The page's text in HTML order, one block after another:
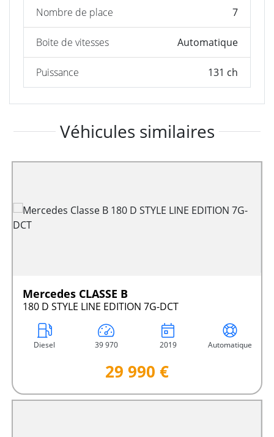
Nombre de place 7
Boite de vitesses Automatique
Puissance 131 ch
Véhicules similaires
Mercedes CLASSE B
180 D STYLE LINE EDITION 7G-DCT
Diesel 39 970 2019 Automatique
29 990 €